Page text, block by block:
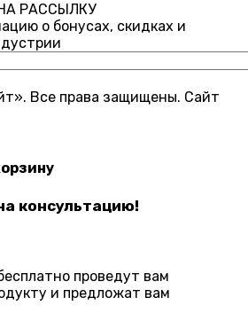
РАССЫЛКУ
о бонусах, скидках и
Все права защищены. Cайт
консультацию!
проведут вам
и предложат вам